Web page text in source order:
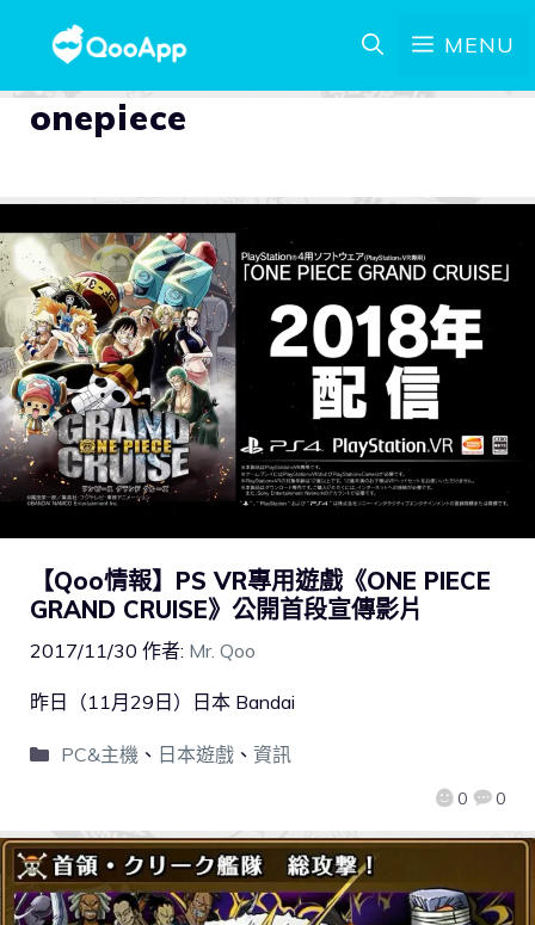
MENU
onepiece
【Qoo情報】PS VR專用遊戲《ONE PIECE
GRAND CRUISE》公開首段宣傳影片
2017/11/30 作者: Mr. Qoo
0 0
昨日（11月29日）日本 Bandai
PC&主機、 日本遊戲、 資訊